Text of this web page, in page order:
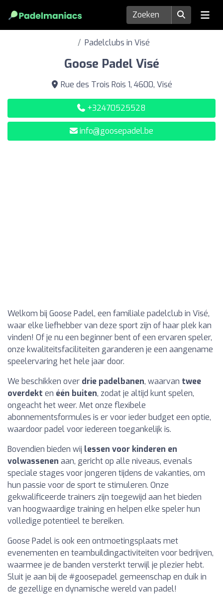
Padelclubs in Visé
Goose Padel Visé
Rue des Trois Rois 1, 4600, Visé
+32470525528
info@goosepadel.be
Welkom bij Goose Padel, een familiale padelclub in Visé,
waar elke liefhebber van deze sport zijn of haar plek kan
vinden! Of je nu een beginner bent of een ervaren speler,
onze kwaliteitsfaciliteiten garanderen je een aangename
speelervaring het hele jaar door.
We beschikken over drie padelbanen, waarvan twee
overdekt en één buiten, zodat je altijd kunt spelen,
ongeacht het weer. Met onze flexibele
abonnementsformules is er voor ieder budget een optie,
waardoor padel voor iedereen toegankelijk is.
Bovendien bieden wij lessen voor kinderen en
volwassenen aan, gericht op alle niveaus, evenals
speciale stages voor jongeren tijdens de vakanties, om
hun passie voor de sport te stimuleren. Onze
gekwalificeerde trainers zijn toegewijd aan het bieden
van hoogwaardige training en helpen elke speler hun
volledige potentieel te bereiken.
Goose Padel is ook een ontmoetingsplaats met
evenementen en teambuildingactiviteiten voor bedrijven,
waarmee je de banden versterkt terwijl je plezier hebt.
Sluit je aan bij de #goosepadel gemeenschap en duik in
de gezellige en dynamische wereld van padel!